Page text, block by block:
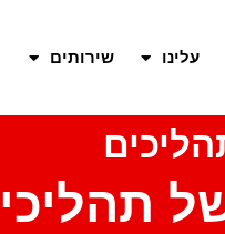
עלינו שירותים